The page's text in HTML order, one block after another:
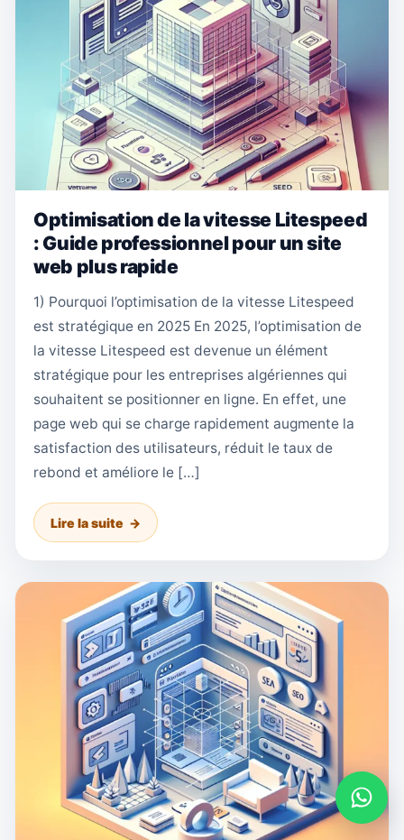
Optimisation de la vitesse Litespeed
: Guide professionnel pour un site
web plus rapide
1) Pourquoi l’optimisation de la vitesse Litespeed
est stratégique en 2025 En 2025, l’optimisation de
la vitesse Litespeed est devenue un élément
stratégique pour les entreprises algériennes qui
souhaitent se positionner en ligne. En effet, une
page web qui se charge rapidement augmente la
satisfaction des utilisateurs, réduit le taux de
rebond et améliore le […]
Lire la suite